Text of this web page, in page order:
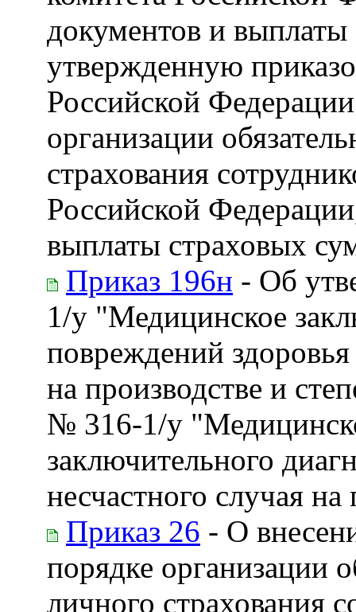
документов и
утвержденную
Российской
организации
страхования
Российской
выплаты страховых
Приказ 196н - Об
1/у "Медицинское
повреждений здоровья
на производстве и
№ 316-1/у
заключительного
несчастного случая на
Приказ 26 - О
порядке организации
личного страхования